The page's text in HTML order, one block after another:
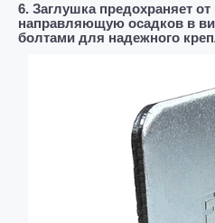
6. Заглушка предохраняет
направляющую осадков в
болтами для надежного